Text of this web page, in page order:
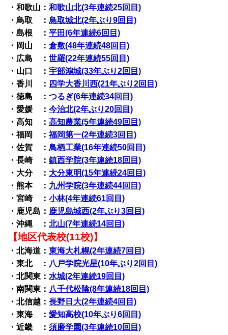
・和歌山：和歌山北(3年連続25回目)
・鳥取 ：鳥取城北(2年ぶり9回目)
・島根 ：平田(6年連続6回目)
・岡山 ：倉敷(48年連続48回目)
・広島 ：世羅(22年連続55回目)
・山口 ：宇部鴻城(33年ぶり2回目)
・香川 ： 四学大香川西(21年ぶり2回目)
・徳島 ：つるぎ(6年連続34回目)
・愛媛 ：今治北(2年ぶり20回目)
・高知 ：高知農業(5年連続49回目)
・福岡 ：福岡第一(2年連続3回目)
・佐賀 ：鳥栖工業(16年連続50回目)
・長崎 ：鎮西学院(3年連続18回目)
・大分 ： 大分東明(15年連続24回目)
・熊本 ： 九州学院(3年連続44回目)
・宮崎 ：小林(4年連続61回目)
・鹿児島： 鹿児島城西(2年ぶり3回目)
・沖縄 ：北山(7年連続14回目)
【地区代表校(11校)】
・北海道：東海大札幌(2年連続7回目)
・東北 ： 八戸学院光星(10年ぶり2回目)
・北関東： 水城(2年連続19回目)
・南関東： 八千代松陰(8年連続18回目)
・北信越：長野日大(2年連続4回目)
・東海 ：愛知高校(10年ぶり6回目)
・近畿 ：須磨学園(3年連続10回目)